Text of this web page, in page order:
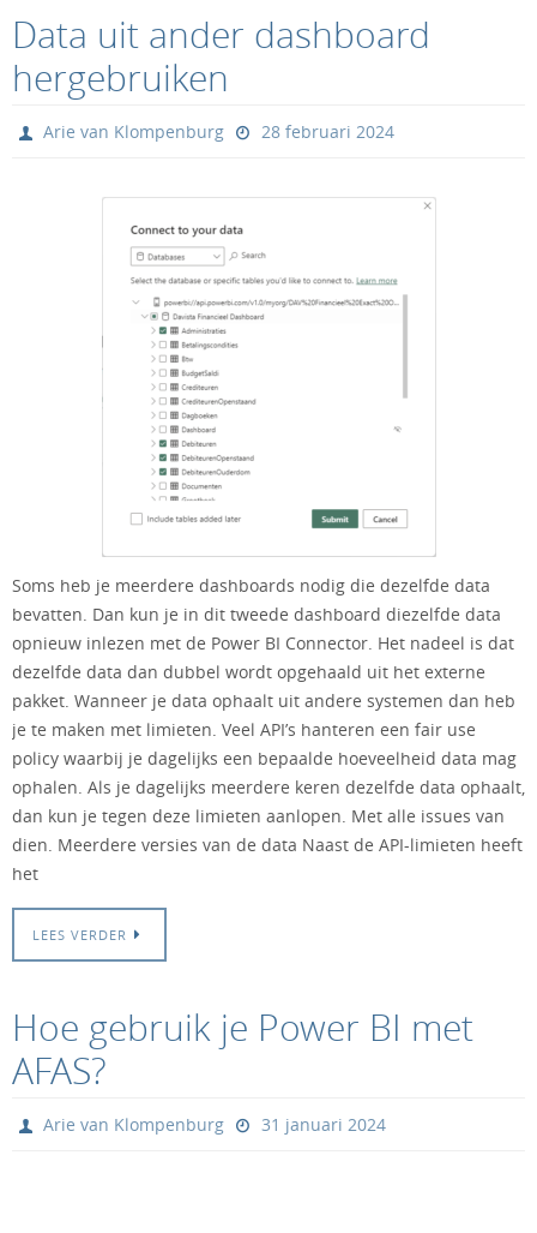
Data uit ander dashboard
hergebruiken
Arie van Klompenburg 28 februari 2024
Soms heb je meerdere dashboards nodig die dezelfde data
bevatten. Dan kun je in dit tweede dashboard diezelfde data
opnieuw inlezen met de Power BI Connector. Het nadeel is dat
dezelfde data dan dubbel wordt opgehaald uit het externe
pakket. Wanneer je data ophaalt uit andere systemen dan heb
je te maken met limieten. Veel API’s hanteren een fair use
policy waarbij je dagelijks een bepaalde hoeveelheid data mag
ophalen. Als je dagelijks meerdere keren dezelfde data ophaalt,
dan kun je tegen deze limieten aanlopen. Met alle issues van
dien. Meerdere versies van de data Naast de API-limieten heeft
het
LEES VERDER
Hoe gebruik je Power BI met
AFAS?
Arie van Klompenburg 31 januari 2024